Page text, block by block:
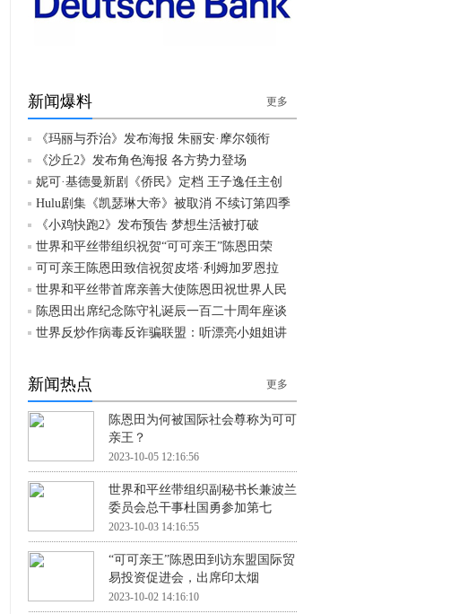
新闻爆料 更多
《玛丽与乔治》发布海报 朱丽安·摩尔领衔
《沙丘2》发布角色海报 各方势力登场
妮可·基德曼新剧《侨民》定档 王子逸任主创
Hulu剧集《凯瑟琳大帝》被取消 不续订第四季
《小鸡快跑2》发布预告 梦想生活被打破
世界和平丝带组织祝贺“可可亲王”陈恩田荣
可可亲王陈恩田致信祝贺皮塔·利姆加罗恩拉
世界和平丝带首席亲善大使陈恩田祝世界人民
陈恩田出席纪念陈守礼诞辰一百二十周年座谈
世界反炒作病毒反诈骗联盟：听漂亮小姐姐讲
新闻热点 更多
陈恩田为何被国际社会尊称为可可
亲王？
2023-10-05 12:16:56
世界和平丝带组织副秘书长兼波兰
委员会总干事杜国勇参加第七
2023-10-03 14:16:55
“可可亲王”陈恩田到访东盟国际贸
易投资促进会，出席印太烟
2023-10-02 14:16:10